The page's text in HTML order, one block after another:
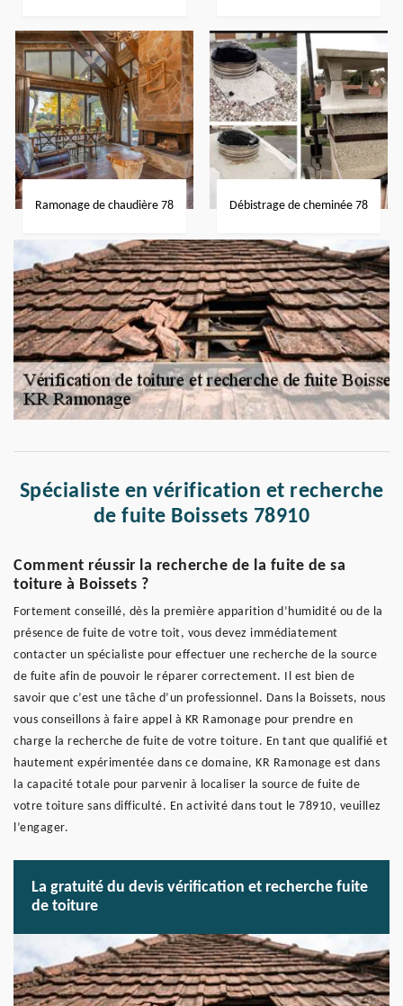
Ramonage de chaudière 78 Débistrage de cheminée 78
Spécialiste en vérification et recherche
de fuite Boissets 78910
Comment réussir la recherche de la fuite de sa
toiture à Boissets ?
Fortement conseillé, dès la première apparition d’humidité ou de la
présence de fuite de votre toit, vous devez immédiatement
contacter un spécialiste pour effectuer une recherche de la source
de fuite afin de pouvoir le réparer correctement. Il est bien de
savoir que c’est une tâche d’un professionnel. Dans la Boissets, nous
vous conseillons à faire appel à KR Ramonage pour prendre en
charge la recherche de fuite de votre toiture. En tant que qualifié et
hautement expérimentée dans ce domaine, KR Ramonage est dans
la capacité totale pour parvenir à localiser la source de fuite de
votre toiture sans difficulté. En activité dans tout le 78910, veuillez
l’engager.
La gratuité du devis vérification et recherche fuite
de toiture